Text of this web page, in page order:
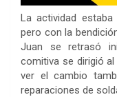
La actividad
pero con la
Juan se retrasó
comitiva se dirigió
ver el cambio
reparaciones de